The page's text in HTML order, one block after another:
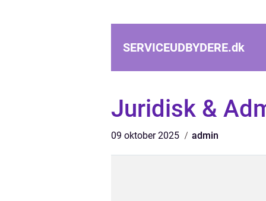
SERVICEUDBYDERE.dk
Juridisk &
09 oktober 2025 admin